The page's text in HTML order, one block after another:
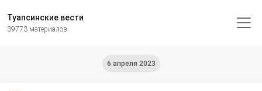
Туапсинские вести
39773 материалов
6 апреля 2023